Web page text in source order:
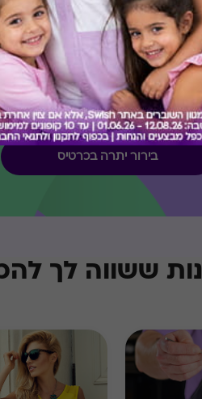
מתנה כזו?
בירור יתרה בכרטיס
ששווה לך